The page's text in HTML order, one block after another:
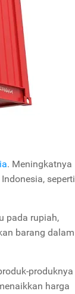
. Meningkatnya
seperti
pada rupiah,
barang dalam
produknya
harga